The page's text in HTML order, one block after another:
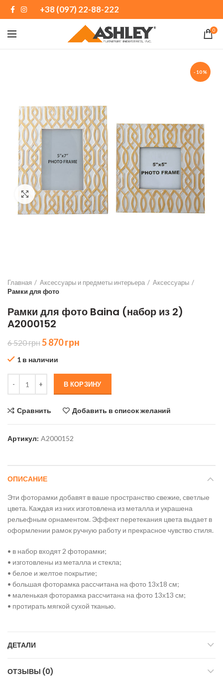
+38 (097) 22-88-222
0
-10%
Нажмите, чтобы увеличить
Главная Аксессуары и предметы интерьера
Аксессуары
Рамки для фото
Рамки для фото Baina (набор из 2)
A2000152
6 520грн Первоначальная
составляла
6
520 грн.
5 870грн
870 грн.
1 в наличии
В КОРЗИНУ
Сравнить Добавить в список желаний
Артикул: A2000152
ОПИСАНИЕ
Эти фоторамки добавят в ваше пространство свежие, светлые
цвета. Каждая из них изготовлена из металла и украшена
рельефным орнаментом. Эффект перетекания цвета выдает в
оформлении рамок ручную работу и прекрасное чувство стиля.
• в набор входят 2 фоторамки;
• изготовлены из металла и стекла;
• белое и желтое покрытие;
• большая фоторамка рассчитана на фото 13х18 см;
• маленькая фоторамка рассчитана на фото 13х13 см;
• протирать мягкой сухой тканью.
ДЕТАЛИ
ОТЗЫВЫ (0)